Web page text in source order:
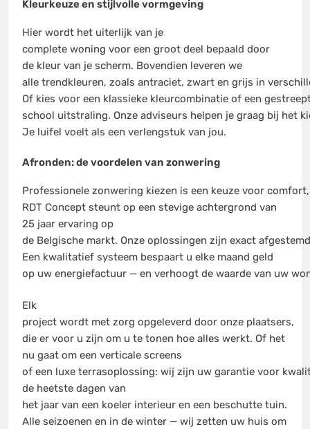
Kleurkeuze en stijlvolle vormgeving
Hier wordt het uiterlijk van je
complete woning voor een groot deel bepaald door
de kleur van je scherm. Bovendien leveren we
alle trendkleuren, zoals antraciet, zwart en grijs in
Of kies voor een klassieke kleurcombinatie of een
school uitstraling. Onze adviseurs helpen je graag bij het
Je luifel voelt als een verlengstuk van jou.
Afronden: de voordelen van zonwering
Professionele zonwering kiezen is een keuze voor
RDT Concept steunt op een stevige achtergrond van
25 jaar ervaring op
de Belgische markt. Onze oplossingen zijn exact
Een kwalitatief systeem bespaart u elke maand geld
op uw energiefactuur — en verhoogt de waarde van uw
Elk
project wordt met zorg opgeleverd door onze plaatsers,
die er voor u zijn om u te tonen hoe alles werkt. Of het
nu gaat om een verticale screens
of een luxe terrasoplossing: wij zijn uw garantie voor
de heetste dagen van
het jaar van een koeler interieur en een beschutte tuin.
Alle seizoenen en in de winter — wij zetten uw huis om